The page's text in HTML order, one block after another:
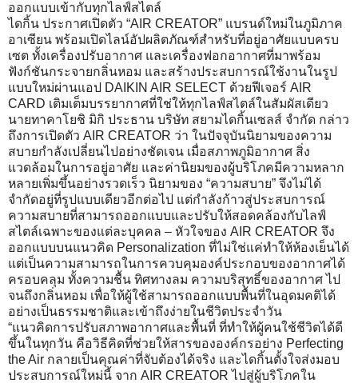
ออกแบบเข้ากับทุกไลฟ์สไตล์
ไดกิ้น ประกาศเปิดตัว “AIR CREATOR” แบรนด์ใหม่ในภูมิภาค
อาเซียน พร้อมเปิดไลน์อัปผลิตภัณฑ์สำหรับที่อยู่อาศัยแบบครบ
เซต ทั้งเครื่องปรับอากาศ และเครื่องฟอกอากาศที่มาพร้อม
ฟังก์ชันกระจายกลิ่นหอม และสร้างประสบการณ์ใช้งานในรูป
แบบใหม่ผ่านแอป DAIKIN AIR SELECT ด้วยฟีเจอร์ AIR
CARD เติมเต็มบรรยากาศที่ใช่ให้ทุกไลฟ์สไตล์ในสัมผัสเดียว
นายทาคาโยชิ มิกิ ประธาน บริษัท สยามไดกิ้นเซลส์ จำกัด กล่าว
ถึงการเปิดตัว AIR CREATOR ว่า ในปัจจุบันนิยามของความ
สบายกำลังเปลี่ยนไปอย่างชัดเจน เมื่อสภาพภูมิอากาศ สิ่ง
แวดล้อมในการอยู่อาศัย และค่านิยมของผู้บริโภคมีความหลาก
หลายเพิ่มขึ้นอย่างรวดเร็ว นิยามของ “ความสบาย” จึงไม่ได้
จำกัดอยู่ที่รูปแบบเดียวอีกต่อไป แต่กำลังก้าวสู่ประสบการณ์
ความสบายที่สามารถออกแบบและปรับให้สอดคล้องกับไลฟ์
สไตล์เฉพาะของแต่ละบุคคล – หัวใจของ AIR CREATOR จึง
ออกแบบบนแนวคิด Personalization ที่ไม่ใช่แค่ทำให้ห้องเย็นได้
แต่เป็นความสามารถในการควบคุมองค์ประกอบของอากาศได้
ครอบคลุม ทั้งความชื้น ทิศทางลม ความบริสุทธิ์ของอากาศ ไป
จนถึงกลิ่นหอม เพื่อให้ผู้ใช้สามารถออกแบบพื้นที่ในอุดมคติได้
อย่างเป็นธรรมชาติและเข้าถึงง่ายในชีวิตประจำวัน
“แนวคิดการปรับสภาพอากาศและพื้นที่ ที่ทำให้ผู้คนใช้ชีวิตได้ดี
ขึ้นในทุกวัน คือวิธีคิดที่ช่วยให้สารขององค์กรอย่าง Perfecting
the Air กลายเป็นคุณค่าที่จับต้องได้จริง และไดกิ้นตั้งใจส่งมอบ
ประสบการณ์ใหม่นี้ จาก AIR CREATOR ไปสู่ผู้บริโภคใน